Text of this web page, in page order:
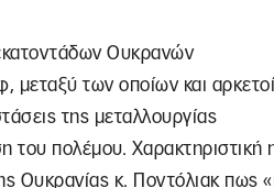
Ουκρανών
μεταξύ των οποίων και αρκετοί
της μεταλλουργίας
του πολέμου. Χαρακτηριστική
Ουκρανίας κ. Ποντόλιακ πως